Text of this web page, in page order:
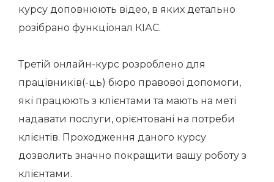
курсу доповнюють відео, в яких детально
розібрано функціонал КІАС.
Третій онлайн-курс розроблено для
працівників(-ць) бюро правової допомоги,
які працюють з клієнтами та мають на меті
надавати послуги, орієнтовані на потреби
клієнтів. Проходження даного курсу
дозволить значно покращити вашу роботу з
клієнтами.